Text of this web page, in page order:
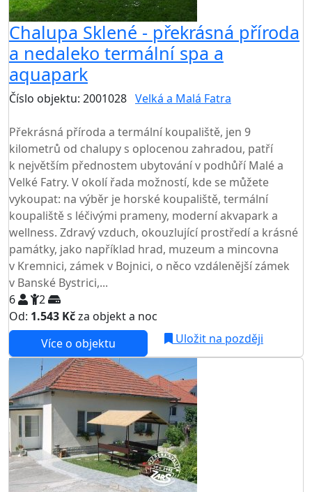
Chalupa Sklené - překrásná příroda
a nedaleko termální spa a
aquapark
Číslo objektu: 2001028 Velká a Malá Fatra
Překrásná příroda a termální koupaliště, jen 9
kilometrů od chalupy s oplocenou zahradou, patří
k největším přednostem ubytování v podhůří Malé a
Velké Fatry. V okolí řada možností, kde se můžete
vykoupat: na výběr je horské koupaliště, termální
koupaliště s léčivými prameny, moderní akvapark a
wellness. Zdravý vzduch, okouzlující prostředí a krásné
památky, jako například hrad, muzeum a mincovna
v Kremnici, zámek v Bojnici, o něco vzdálenější zámek
v Banské Bystrici,...
6
2
Od: 1.543 Kčza objekt a noc
Více o objektu Uložit na později